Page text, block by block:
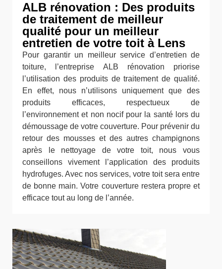
ALB rénovation : Des produits
de traitement de meilleur
qualité pour un meilleur
entretien de votre toit à Lens
Pour garantir un meilleur service d’entretien de
toiture, l’entreprise ALB rénovation priorise
l’utilisation des produits de traitement de qualité.
En effet, nous n’utilisons uniquement que des
produits efficaces, respectueux de
l’environnement et non nocif pour la santé lors du
démoussage de votre couverture. Pour prévenir du
retour des mousses et des autres champignons
après le nettoyage de votre toit, nous vous
conseillons vivement l’application des produits
hydrofuges. Avec nos services, votre toit sera entre
de bonne main. Votre couverture restera propre et
efficace tout au long de l’année.